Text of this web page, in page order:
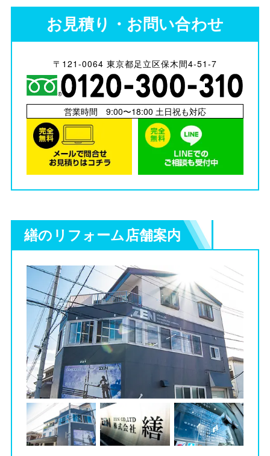
お見積り・お問い合わせ
〒121-0064 東京都足立区保木間4-51-7
営業時間 9:00〜18:00 土日祝も対応
繕のリフォーム店舗案内